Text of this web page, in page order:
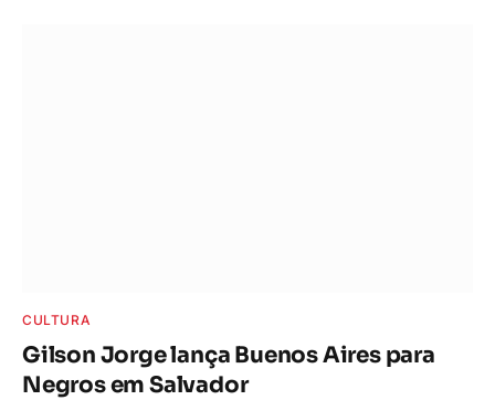
CULTURA
Gilson Jorge lança Buenos Aires para
Negros em Salvador